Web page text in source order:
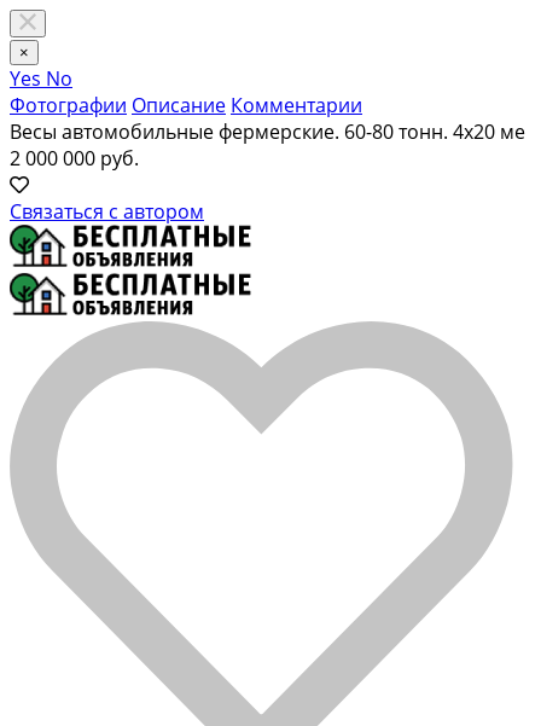
×
Yes No
Фотографии Описание Комментарии
Весы автомобильные фермерские. 60-80 тонн. 4х20 ме
2 000 000 руб.
Связаться с автором